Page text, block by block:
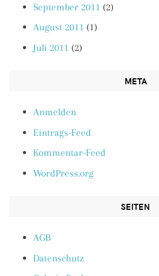
September 2011 (2)
August 2011 (1)
Juli 2011 (2)
META
Anmelden
Eintrags-Feed
Kommentar-Feed
WordPress.org
SEITEN
AGB
Datenschutz